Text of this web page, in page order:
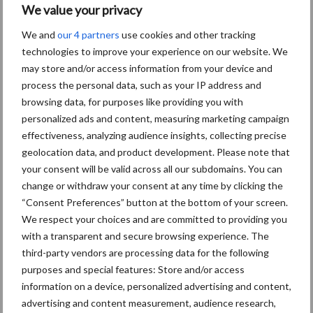
We value your privacy
We and our 4 partners use cookies and other tracking
technologies to improve your experience on our website. We
may store and/or access information from your device and
process the personal data, such as your IP address and
browsing data, for purposes like providing you with
personalized ads and content, measuring marketing campaign
effectiveness, analyzing audience insights, collecting precise
geolocation data, and product development. Please note that
your consent will be valid across all our subdomains. You can
change or withdraw your consent at any time by clicking the
“Consent Preferences” button at the bottom of your screen.
We respect your choices and are committed to providing you
with a transparent and secure browsing experience. The
third-party vendors are processing data for the following
purposes and special features: Store and/or access
information on a device, personalized advertising and content,
advertising and content measurement, audience research,
worden. Voor levering op termijn bewogen de prijzen wat verder
Dalende prijzen op de
bijproductenmarkt
Debijproductenzijn gedaald in prijs. Met name door een dalende
vraag omdat de bijproducten relatief duur zijn in vergelijking met
de granen in de receptuur voor het mengvoer. Vooral bietenpulp
is flink in prijs gedaald, mede door de aanvoer van pellets met
citruspulp.
Tarwegries is krap, omdat er in januari weinig geproduceerd
wordt. De sojahullen- en palmpittenmarkt beweegt zich zijwaarts,
het aanbod en de vraag zijn in evenwicht.
Bron:Agrifirm